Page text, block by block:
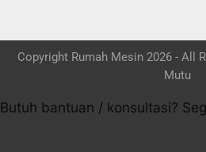
Copyright Rumah Mesin 2026 - All
Mutu
Butuh bantuan / konsultasi?